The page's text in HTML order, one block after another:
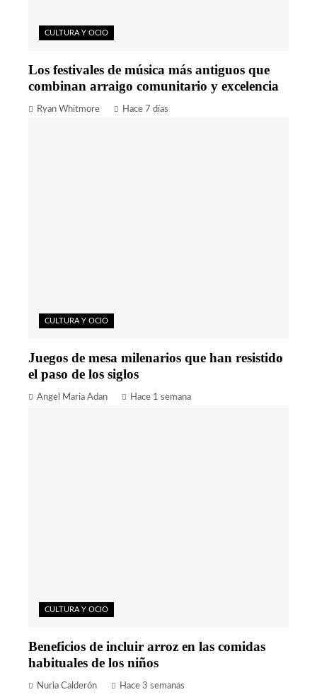
CULTURA Y OCIO
Los festivales de música más antiguos que
combinan arraigo comunitario y excelencia
Ryan Whitmore Hace 7 días
CULTURA Y OCIO
Juegos de mesa milenarios que han resistido
el paso de los siglos
Angel Maria Adan Hace 1 semana
CULTURA Y OCIO
Beneficios de incluir arroz en las comidas
habituales de los niños
Nuria Calderón Hace 3 semanas